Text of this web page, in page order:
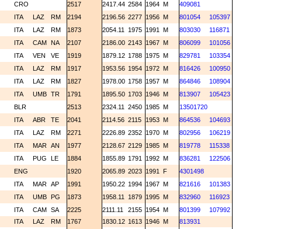
CRO 2517 2417.44 2584 1964 M
409081
ITA LAZ RM 2194 2196.56 2277 1956 M 801054
105397
ITA LAZ RM 1873 2054.11 1975 1991 M 803030
116871
ITA CAM NA 2107 2186.00 2143 1967 M 806099
101056
ITA VEN VE 1919 1879.12 1788 1975 M 829781
103354
ITA LAZ RM 1917 1953.56 1954 1972 M 816426
100950
ITA LAZ RM 1827 1978.00 1758 1957 M 864846
108904
ITA UMB TR 1791 1895.50 1703 1946 M 813907
105423
BLR 2513 2324.11 2450 1985 M
13501720
ITA ABR TE 2041 2114.56 2115 1953 M 864536
104693
ITA LAZ RM 2271 2226.89 2352 1970 M 802956
106219
ITA MAR AN 1977 2128.67 2129 1985 M 819778
115338
ITA PUG LE 1884 1855.89 1791 1992 M 836281
122506
ENG 1920 2065.89 2023 1991 F
4301498
ITA MAR AP 1991 1950.22 1994 1967 M 821616
101383
ITA UMB PG 1873 1958.11 1879 1995 M 832960
116923
ITA CAM SA 2225 2111.11 2155 1954 M 801399
107992
ITA LAZ RM 1767 1830.12 1613 1946 M
813931